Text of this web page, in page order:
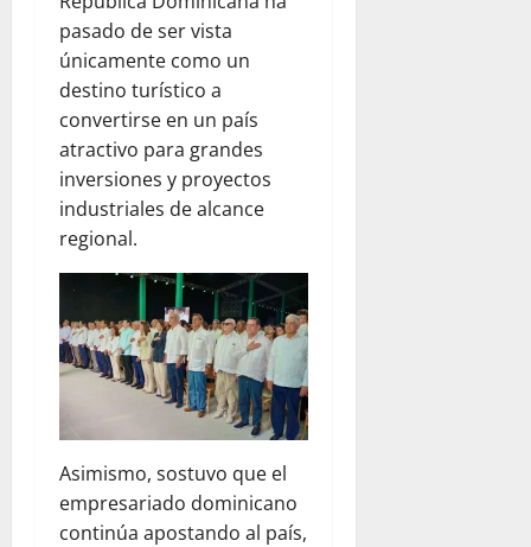
pasado de ser vista
únicamente como un
destino turístico a
convertirse en un país
atractivo para grandes
inversiones y proyectos
industriales de alcance
regional.
Asimismo, sostuvo que el
empresariado dominicano
continúa apostando al país,